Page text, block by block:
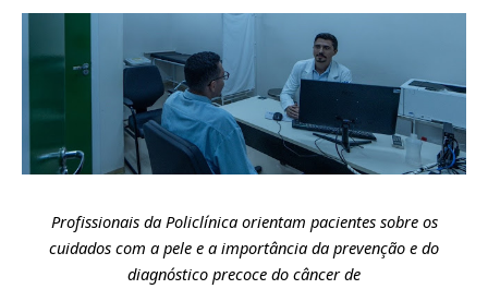
Profissionais da Policlínica orientam pacientes sobre os
cuidados com a pele e a importância da prevenção e do
diagnóstico precoce do câncer de